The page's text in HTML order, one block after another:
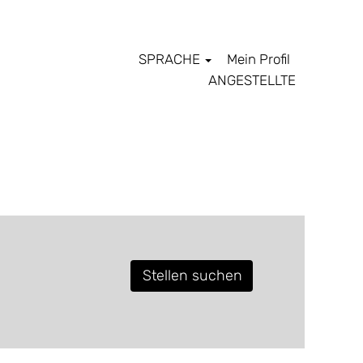
SPRACHE
Mein Profil
ANGESTELLTE